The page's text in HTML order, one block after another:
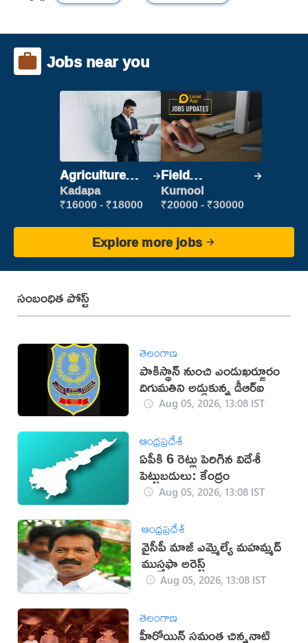
Jobs near you
Agriculture
Labour
Kadapa
₹16000 - ₹18000
Field
Marketing
Executive
Kurnool
₹20000 - ₹30000
Explore more jobs
సంబంధిత పోస్ట్
తెలంగాణ
పాకిస్థాన్‌ నుంచి ఎండుఖర్జూరం
దిగుమతిని అడ్డుకున్న డీఆర్‌ఐ
Aug 05, 2026, 13:08 IST
ఆంధ్రప్రదేశ్
ఏపీకి 6 రెట్లు పెరిగిన విదేశీ
పెట్టుబడులు: కేంద్రం
Aug 05, 2026, 13:08 IST
ఆంధ్రప్రదేశ్
వైసీపీ మాజీ ఎమ్మెల్యే మ‌హమ్మ‌ద్
ముస్త‌ఫా అరెస్ట్
Aug 05, 2026, 13:08 IST
తెలంగాణ
హీరోయిన్ సమంత చిన్ననాటి